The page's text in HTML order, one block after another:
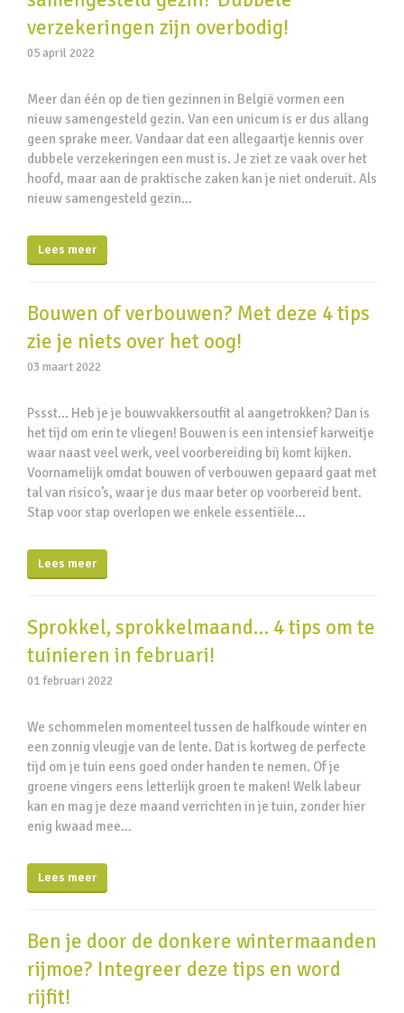
verzekeringen zijn overbodig!
05 april 2022
Meer dan één op de tien gezinnen in België vormen een
nieuw samengesteld gezin. Van een unicum is er dus allang
geen sprake meer. Vandaar dat een allegaartje kennis over
dubbele verzekeringen een must is. Je ziet ze vaak over het
hoofd, maar aan de praktische zaken kan je niet onderuit. Als
nieuw samengesteld gezin…
Lees meer
Bouwen of verbouwen? Met deze 4 tips
zie je niets over het oog!
03 maart 2022
Pssst… Heb je je bouwvakkersoutfit al aangetrokken? Dan is
het tijd om erin te vliegen! Bouwen is een intensief karweitje
waar naast veel werk, veel voorbereiding bij komt kijken.
Voornamelijk omdat bouwen of verbouwen gepaard gaat met
tal van risico’s, waar je dus maar beter op voorbereid bent.
Stap voor stap overlopen we enkele essentiële…
Lees meer
Sprokkel, sprokkelmaand… 4 tips om te
tuinieren in februari!
01 februari 2022
We schommelen momenteel tussen de halfkoude winter en
een zonnig vleugje van de lente. Dat is kortweg de perfecte
tijd om je tuin eens goed onder handen te nemen. Of je
groene vingers eens letterlijk groen te maken! Welk labeur
kan en mag je deze maand verrichten in je tuin, zonder hier
enig kwaad mee…
Lees meer
Ben je door de donkere wintermaanden
rijmoe? Integreer deze tips en word
rijfit!